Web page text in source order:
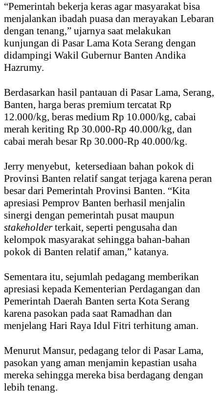
“Pemerintah bekerja keras agar masyarakat bisa
menjalankan ibadah puasa dan merayakan Lebaran
dengan tenang,” ujarnya saat melakukan
kunjungan di Pasar Lama Kota Serang dengan
didampingi Wakil Gubernur Banten Andika
Hazrumy.
Berdasarkan hasil pantauan di Pasar Lama, Serang,
Banten, harga beras premium tercatat Rp
12.000/kg, beras medium Rp 10.000/kg, cabai
merah keriting Rp 30.000-Rp 40.000/kg, dan
cabai merah besar Rp 30.000-Rp 40.000/kg.
Jerry menyebut, ketersediaan bahan pokok di
Provinsi Banten relatif sangat terjaga karena peran
besar dari Pemerintah Provinsi Banten. “Kita
apresiasi Pemprov Banten berhasil menjalin
sinergi dengan pemerintah pusat maupun
stakeholderterkait, seperti pengusaha dan
kelompok masyarakat sehingga bahan-bahan
pokok di Banten relatif aman,” katanya.
Sementara itu, sejumlah pedagang memberikan
apresiasi kepada Kementerian Perdagangan dan
Pemerintah Daerah Banten serta Kota Serang
karena pasokan pada saat Ramadhan dan
menjelang Hari Raya Idul Fitri terhitung aman.
Menurut Mansur, pedagang telor di Pasar Lama,
pasokan yang aman menjamin kepastian usaha
mereka sehingga mereka bisa berdagang dengan
lebih tenang.